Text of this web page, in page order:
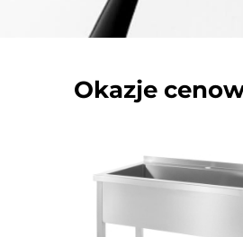
Okazje